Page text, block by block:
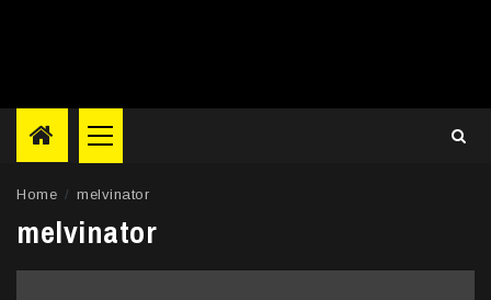
Primary
Menu
Home melvinator
melvinator